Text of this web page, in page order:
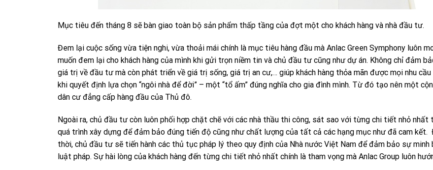
Mục tiêu đến tháng 8 sẽ bàn giao toàn bộ sản phẩm thấp tầng của đợt một cho khách hàng và nhà đầu tư.
Đem lại cuộc sống vừa tiện nghi, vừa thoải mái chính là mục tiêu hàng đầu mà Anlac Green Symphony luôn
muốn đem lại cho khách hàng của mình khi gửi trọn niềm tin và chủ đầu tư cũng như dự án. Không chỉ đảm
giá trị về đầu tư mà còn phát triển về giá trị sống, giá trị an cư,… giúp khách hàng thỏa mãn được mọi nhu
khi quyết định lựa chọn “ngôi nhà để đời” – một “tổ ấm” đúng nghĩa cho gia đình mình. Từ đó tạo nên một
dân cư đẳng cấp hàng đầu của Thủ đô.
Ngoài ra, chủ đầu tư còn luôn phối hợp chặt chẽ với các nhà thầu thi công, sát sao với từng chi tiết nhỏ nhất
quá trình xây dựng để đảm bảo đúng tiến độ cũng như chất lượng của tất cả các hạng mục như đã cam kết.
thời, chủ đầu tư sẽ tiến hành các thủ tục pháp lý theo quy định của Nhà nước Việt Nam để đảm bảo sự minh
luật pháp. Sự hài lòng của khách hàng đến từng chi tiết nhỏ nhất chính là tham vọng mà Anlac Group luôn